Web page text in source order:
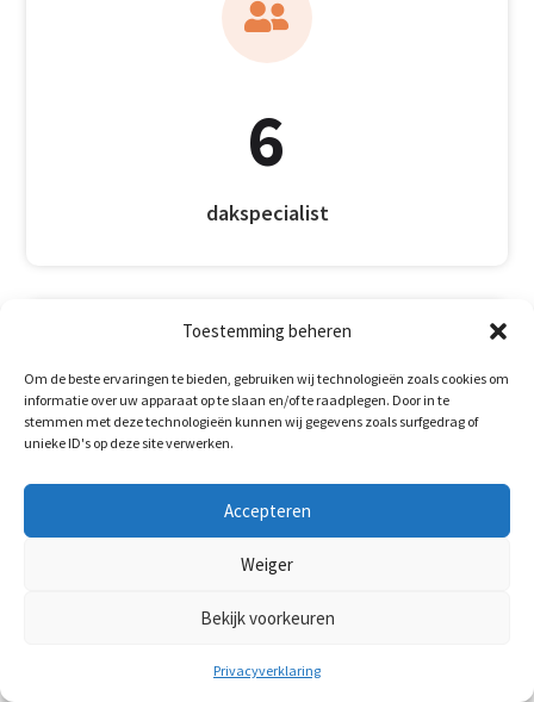
Toestemming beheren
Om de beste ervaringen te bieden, gebruiken wij technologieën zoals cookies om
informatie over uw apparaat op te slaan en/of te raadplegen. Door in te
stemmen met deze technologieën kunnen wij gegevens zoals surfgedrag of
unieke ID's op deze site verwerken.
Accepteren
Weiger
Bekijk voorkeuren
Privacyverklaring

6
dakspecialist

20+
Jaar ervaring